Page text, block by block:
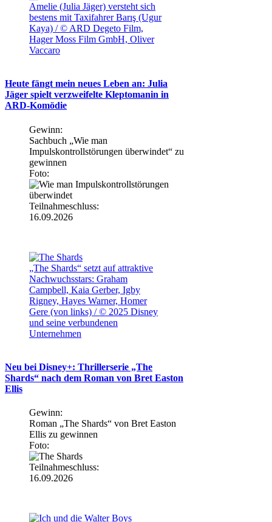
Amelie (Julia Jäger) versteht sich
bestens mit Taxifahrer Barış (Ugur
Kaya) / © ARD Degeto Film,
Hager Moss Film GmbH, Oliver
Vaccaro
Heute fängt mein neues Leben an: Julia
Jäger spielt verzweifelte Kleptomanin in
ARD-Komödie
Gewinn:
Sachbuch „Wie man
Impulskontrollstörungen überwindet“ zu
gewinnen
Foto:
Teilnahmeschluss:
16.09.2026
„The Shards“ setzt auf attraktive
Nachwuchsstars: Graham
Campbell, Kaia Gerber, Igby
Rigney, Hayes Warner, Homer
Gere (von links) / © 2025 Disney
und seine verbundenen
Unternehmen
Neu bei Disney+: Thrillerserie „The
Shards“ nach dem Roman von Bret Easton
Ellis
Gewinn:
Roman „The Shards“ von Bret Easton
Ellis zu gewinnen
Foto:
Teilnahmeschluss:
16.09.2026